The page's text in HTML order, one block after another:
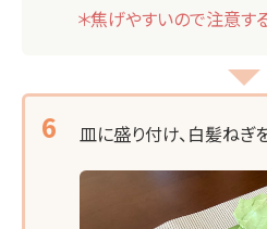
＊焦げやすいので注意す
皿に盛り付け、白髪ね